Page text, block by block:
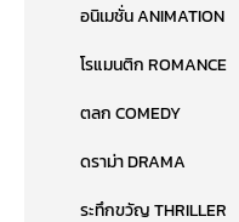
อนิเมชั่น ANIMATION
โรแมนติก ROMANCE
ตลก COMEDY
ดราม่า DRAMA
ระทึกขวัญ THRILLER